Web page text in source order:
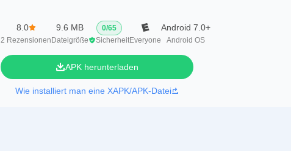
8.0
2 Rezensionen
9.6 MB
Dateigröße
0/65
SicherheitEveryone
Android 7.0+
Android OS
APK herunterladen
Wie installiert man eine XAPK/APK-Datei